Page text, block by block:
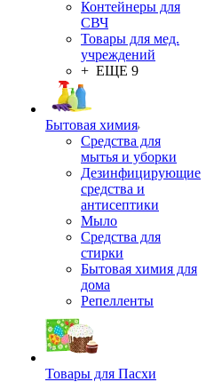
Контейнеры для
СВЧ
Товары для мед.
учреждений
+ ЕЩЕ 9
Бытовая химия
Средства для
мытья и уборки
Дезинфицирующие
средства и
антисептики
Мыло
Средства для
стирки
Бытовая химия для
дома
Репелленты
Товары для Пасхи